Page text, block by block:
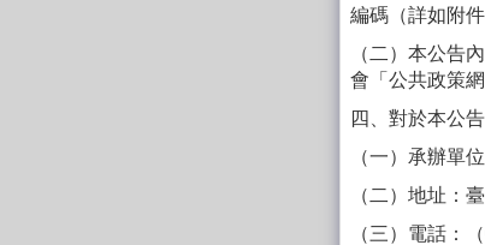
編碼（詳如附件
（二）本公告
會「公共政策
四、對於本公
（一）承辦單
（二）地址：
（三）電話：